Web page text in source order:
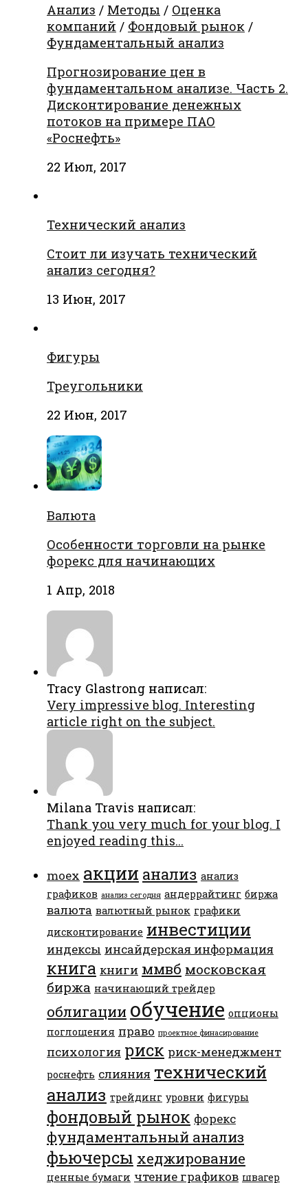
Анализ / Методы / Оценка
компаний / Фондовый рынок /
Фундаментальный анализ
Прогнозирование цен в
фундаментальном анализе. Часть 2.
Дисконтирование денежных
потоков на примере ПАО
«Роснефть»
22 Июл, 2017
Технический анализ
Стоит ли изучать технический
анализ сегодня?
13 Июн, 2017
Фигуры
Треугольники
22 Июн, 2017
Валюта
Особенности торговли на рынке
форекс для начинающих
1 Апр, 2018
Tracy Glastrong написал:
Very impressive blog. Interesting
article right on the subject.
Milana Travis написал:
Thank you very much for your blog. I
enjoyed reading this...
moex акции анализ анализ
графиков анализ сегодня андеррайтинг биржа
валюта валютный рынок графики
дисконтирование инвестиции
индексы инсайдерская информация
книга книги ммвб московская
биржа начинающий трейдер
облигации обучение опционы
поглощения право проектное финасирование
психология риск риск-менеджмент
роснефть слияния технический
анализ трейдинг уровни фигуры
фондовый рынок форекс
фундаментальный анализ
фьючерсы хеджирование
ценные бумаги чтение графиков швагер